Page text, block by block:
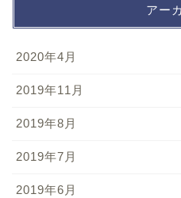
アー
2020年4月
2019年11月
2019年8月
2019年7月
2019年6月